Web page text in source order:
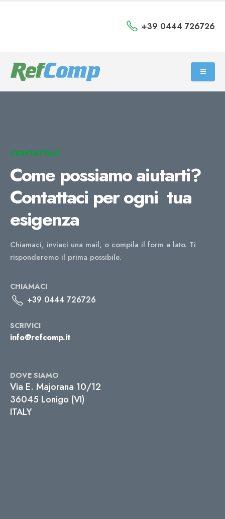
+39 0444 726726
CONTATTACI
Come possiamo aiutarti?
Contattaci per ogni tua
esigenza
Chiamaci, inviaci una mail, o compila il form a lato. Ti
risponderemo il prima possibile.
CHIAMACI
+39 0444 726726
SCRIVICI
info@refcomp.it
DOVE SIAMO
Via E. Majorana 10/12
36045 Lonigo (VI)
ITALY